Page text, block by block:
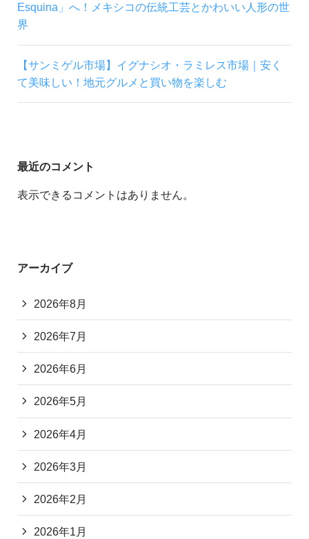
Esquina」へ！メキシコの伝統工芸とかわいい人形の世
界
【サンミゲル市場】イグナシオ・ラミレス市場｜安く
て美味しい！地元グルメと買い物を楽しむ
最近のコメント
表示できるコメントはありません。
アーカイブ
2026年8月
2026年7月
2026年6月
2026年5月
2026年4月
2026年3月
2026年2月
2026年1月